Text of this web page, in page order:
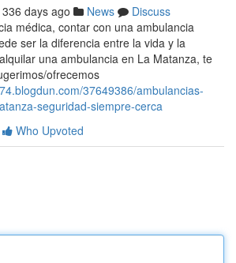
336 days ago News
Discuss
médica, contar con una ambulancia
ser la diferencia entre la vida y la
una ambulancia en La Matanza, te
ofrecemos
37649386/ambulancias-
seguridad-siempre-cerca
Who Upvoted